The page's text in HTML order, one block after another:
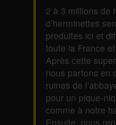
2 à 3 millions de
d’herminettes
produites ici et
toute la France
Après cette
nous partons en
ruines de
pour un pique-
comme à notre
Ensuite, nous